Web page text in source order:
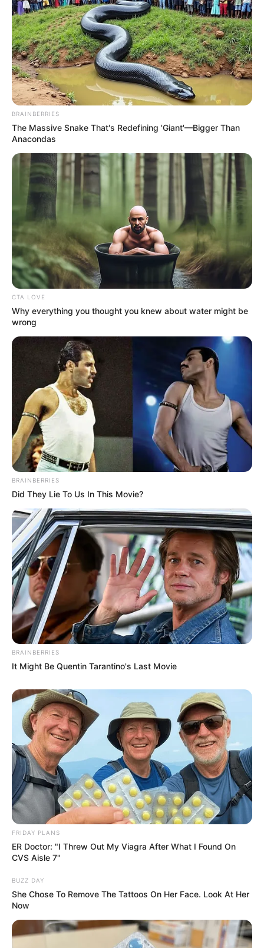
View this post on Instagram
A post shared by Tóth Vera (@tothveraofficial)
BRAINBERRIES
The Massive Snake That's Redefining 'Giant'—Bigger Than
Anacondas
CTA LOVE
Why everything you thought you knew about water might be
wrong
BRAINBERRIES
Did They Lie To Us In This Movie?
BRAINBERRIES
It Might Be Quentin Tarantino's Last Movie
FRIDAY PLANS
ER Doctor: "I Threw Out My Viagra After What I Found On
CVS Aisle 7"
BUZZ DAY
She Chose To Remove The Tattoos On Her Face. Look At Her
Now